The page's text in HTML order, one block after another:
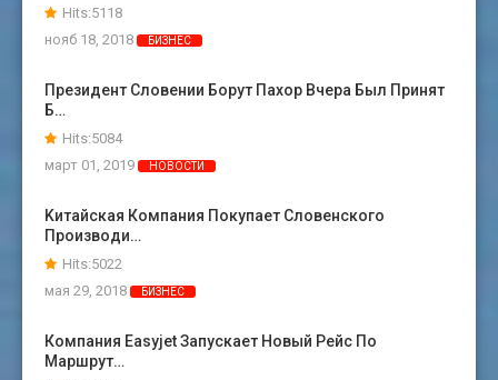
Hits:5118
нояб 18, 2018
БИЗНЕС
Президент Словении Борут Пахор Вчера Был Принят
Б…
Hits:5084
март 01, 2019
НОВОСТИ
Kитайская Компания Покупает Словенского
Производи…
Hits:5022
мая 29, 2018
БИЗНЕС
Компания Easyjet Запускает Новый Рейс По
Маршрут…